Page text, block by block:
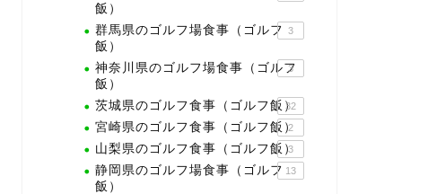
飯）
群馬県のゴルフ場食事（ゴルフ
飯）
3
神奈川県のゴルフ場食事（ゴルフ
飯）
3
茨城県のゴルフ食事（ゴルフ飯）
32
宮崎県のゴルフ食事（ゴルフ飯）
2
山梨県のゴルフ食事（ゴルフ飯）
3
静岡県のゴルフ場食事（ゴルフ
飯）
13